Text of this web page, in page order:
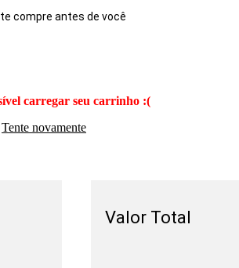
compre antes de você
carregar seu carrinho :(
Tente novamente
Valor Total